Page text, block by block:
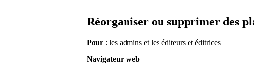
Réorganiser ou supprimer des
Pour : les admins et les éditeurs et éditrices
Navigateur web